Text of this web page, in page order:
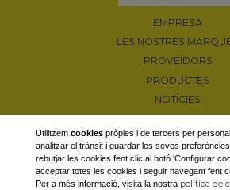
EMPRESA
LES NOSTRES
PROVEÏDORS
PRODUCTES
NOTÍCIES
PROMOCIONS
CONTACTAR
Camí d'Albesa, s/n 25600
T. 973 44 66 18 / F. 973 44
Utilitzem cookiespròpies i de tercers per
analitzar el trànsit i guardar les seves
rebutjar les cookies fent clic al botó 'Configurar
acceptar totes les cookies i seguir navegant fent
Per a més informació, visita la nostra política de